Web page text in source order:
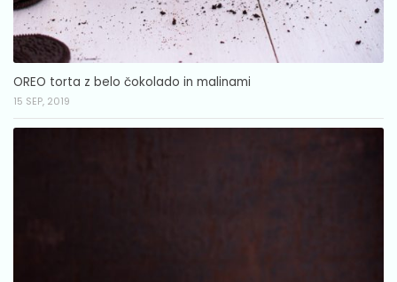
OREO torta z belo čokolado in malinami
15 SEP, 2019